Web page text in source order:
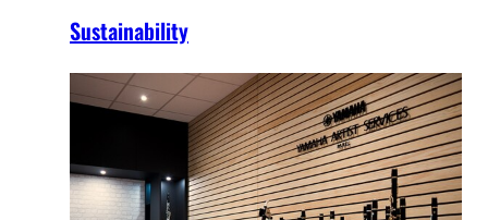
Sustainability